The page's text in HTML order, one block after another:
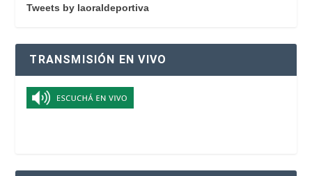
Tweets by laoraldeportiva
TRANSMISIÓN EN VIVO